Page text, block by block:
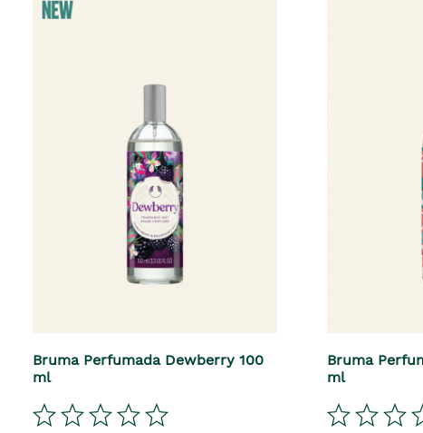
Bruma Perfumada Dewberry 100
ml
Bruma
ml